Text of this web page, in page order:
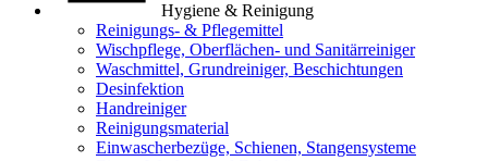
Hygiene & Reinigung
Reinigungs- & Pflegemittel
Wischpflege, Oberflächen- und Sanitärreiniger
Waschmittel, Grundreiniger, Beschichtungen
Desinfektion
Handreiniger
Reinigungsmaterial
Einwascherbezüge, Schienen, Stangensysteme